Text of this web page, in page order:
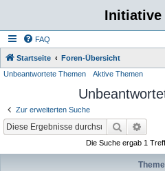
Initiative
FAQ
Startseite Foren-Übersicht
Unbeantwortete Themen Aktive Themen
Zur erweiterten Suche
Suche
Die Suche ergab 1